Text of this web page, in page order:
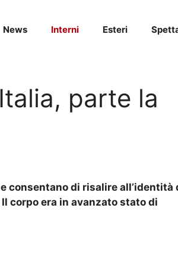
News Interni Esteri
parte la
consentano di risalire all’identità
corpo era in avanzato stato di